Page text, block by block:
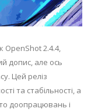
OpenShot 2.4.4,
допис, але ось
Цей реліз
та стабільності, а
доопрацювань і